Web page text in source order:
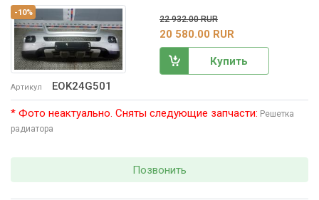
-10%
Артикул EOK24G501
22 932.00 RUR
20 580.00 RUR
Купить
* Фото неактуально. Сняты следующие запчасти: Решетка
радиатора
Позвонить